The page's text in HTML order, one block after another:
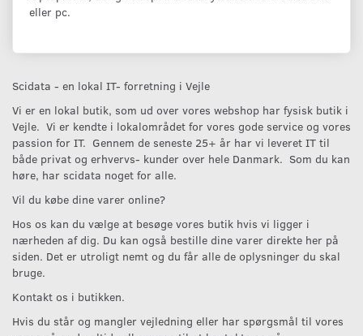
eller pc.
Scidata - en lokal IT- forretning i Vejle
Vi er en lokal butik, som ud over vores webshop har fysisk butik i
Vejle. Vi er kendte i lokalområdet for vores gode service og vores
passion for IT. Gennem de seneste 25+ år har vi leveret IT til
både privat og erhvervs- kunder over hele Danmark. Som du kan
høre, har scidata noget for alle.
Vil du købe dine varer online?
Hos os kan du vælge at besøge vores butik hvis vi ligger i
nærheden af dig. Du kan også bestille dine varer direkte her på
siden. Det er utroligt nemt og du får alle de oplysninger du skal
bruge.
Kontakt os i butikken.
Hvis du står og mangler vejledning eller har spørgsmål til vores